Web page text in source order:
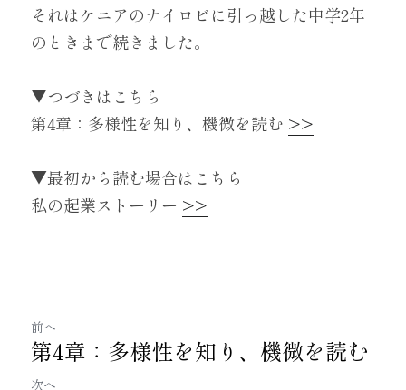
それはケニアのナイロビに引っ越した中学2年
のときまで続きました。
▼つづきはこちら
第4章：多様性を知り、機微を読む >>
▼最初から読む場合はこちら
私の起業ストーリー >>
前へ
第4章：多様性を知り、機微を読む
次へ